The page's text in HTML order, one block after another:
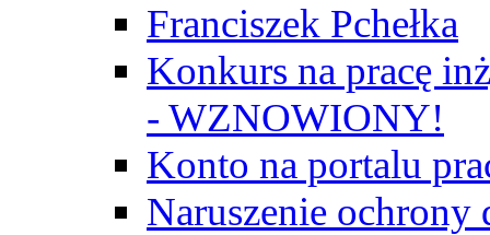
Franciszek Pchełka
Konkurs na pracę
- WZNOWIONY!
Konto na portalu
Naruszenie ochrony